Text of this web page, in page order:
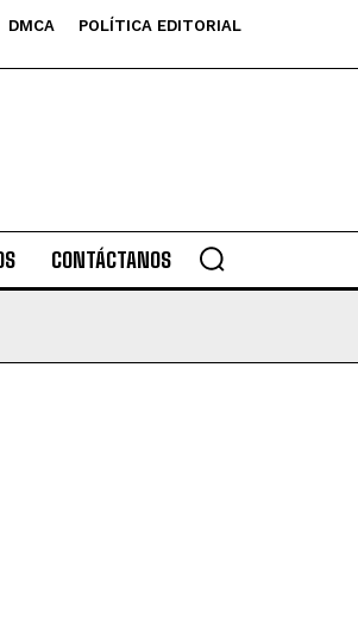
DMCA
POLÍTICA EDITORIAL
CONTÁCTANOS